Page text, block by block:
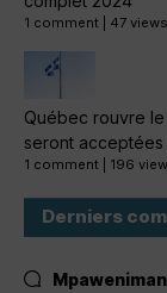
1 comment 47 views
Québec rouvre le
seront acceptées
1 comment 196
Derniers